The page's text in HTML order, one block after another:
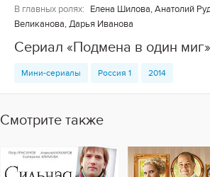
В главных ролях:
Елена Шилова, Анатолий
Великанова, Дарья Иванова
Сериал «Подмена в один
Мини-сериалы Россия 1 2014
Смотрите также